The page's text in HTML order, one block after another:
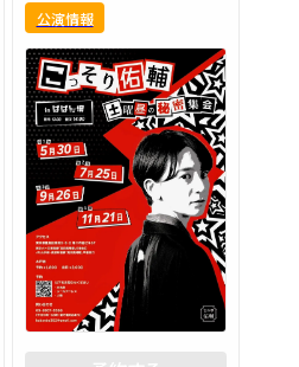
公演情報